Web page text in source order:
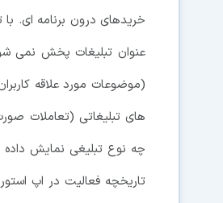
خریدهای درون برنامه ای.
های تبلیغاتی (تعاملات
چه نوع تبلیغی نمایش داده
تاریخچه فعالیت در اپ